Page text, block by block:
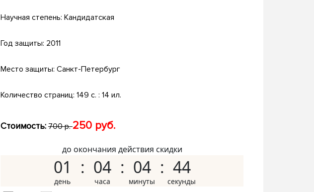
Научная степень: Кандидатская
Год защиты: 2011
Место защиты: Санкт-Петербург
Количество страниц: 149 с. : 14 ил.
Стоимость: 700 р.250 руб.
до окончания действия скидки
01 04 04 43